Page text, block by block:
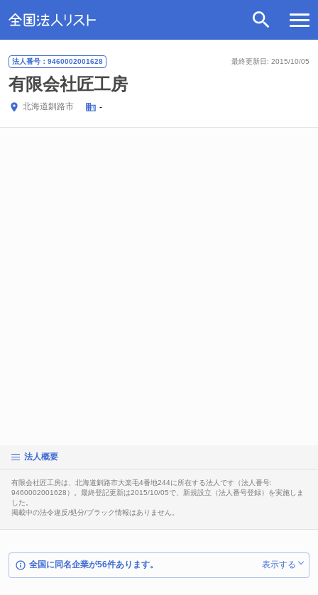
最終更新日: 2015/10/05
法人番号：9460002001628
有限会社匠工房
北海道釧路市 -
法人概要
有限会社匠工房は、北海道釧路市大楽毛4番地244に所在する法人です（法人番号:
9460002001628）。最終登記更新は2015/10/05で、新規設立（法人番号登録）を実施しま
した。
掲載中の法令違反/処分/ブラック情報はありません。
全国に同名企業が56件あります。 表示する